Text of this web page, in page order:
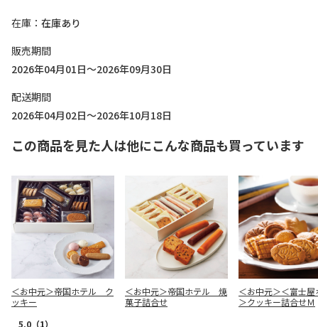
在庫
在庫あり
販売期間
2026年04月01日～2026年09月30日
配送期間
2026年04月02日～2026年10月18日
この商品を見た人は他にこんな商品も買っています
＜お中元＞帝国ホテル ク
ッキー
5.0 （1）
＜お中元＞帝国ホテル 焼
菓子詰合せ
＜お中元＞＜富士屋
＞クッキー詰合せＭ